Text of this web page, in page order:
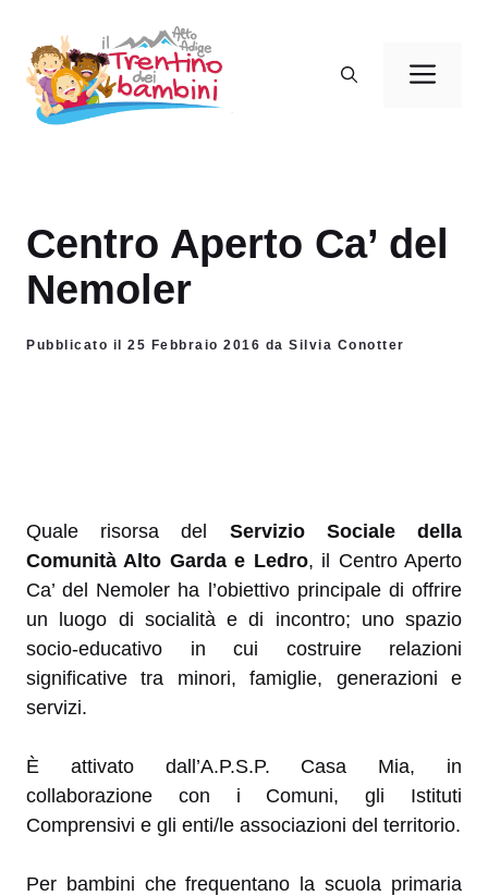
contenuto
Centro Aperto Ca’ del
Nemoler
Pubblicato il 25 Febbraio 2016 da Silvia Conotter
Quale risorsa del Servizio Sociale della
Comunità Alto Garda e Ledro, il Centro Aperto
Ca’ del Nemoler ha l’obiettivo principale di offrire
un luogo di socialità e di incontro; uno spazio
socio-educativo in cui costruire relazioni
significative tra minori, famiglie, generazioni e
servizi.
È attivato dall’A.P.S.P. Casa Mia, in
collaborazione con i Comuni, gli Istituti
Comprensivi e gli enti/le associazioni del territorio.
Per bambini che frequentano la scuola primaria